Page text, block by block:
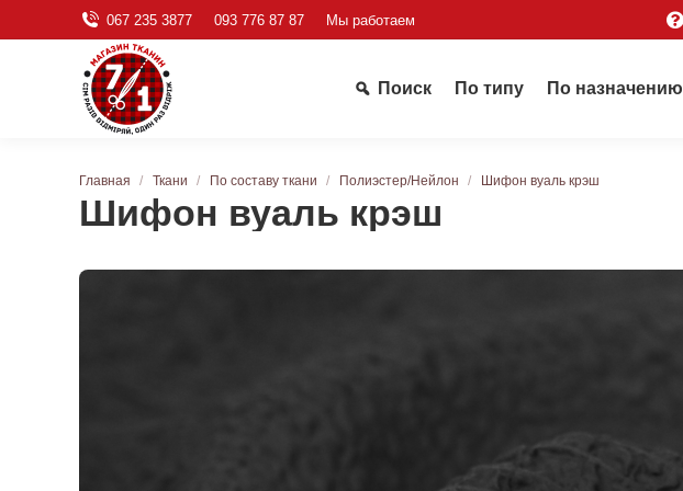
067 235 3877 093 776 87 87 Мы работаем
Поиск По типу По назначению
Шифон вуаль крэш
Вы здесь:
Главная Ткани По составу ткани Полиэстер/Нейлон Шифон вуаль крэш